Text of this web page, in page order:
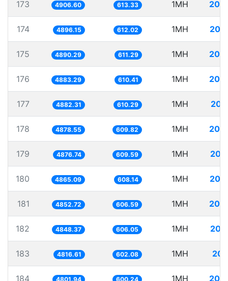
173 4906.60 613.33 1MH
174 4896.15 612.02 1MH
175 4890.29 611.29 1MH
176 4883.29 610.41 1MH
177 4882.31 610.29 1MH
178 4878.55 609.82 1MH
179 4876.74 609.59 1MH
180 4865.09 608.14 1MH
181 4852.72 606.59 1MH
182 4848.37 606.05 1MH
183 4816.61 602.08 1MH
184 4801.94 600.24 1MH